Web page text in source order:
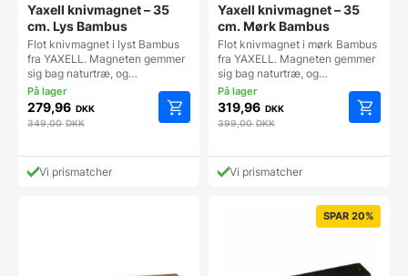
Yaxell knivmagnet – 35
cm. Lys Bambus
Flot knivmagnet i lyst Bambus
fra YAXELL. Magneten gemmer
sig bag naturtræ, og…
279,96 DKK
349,00DKK
Vi prismatcher
Yaxell knivmagnet – 35
cm. Mørk Bambus
Flot knivmagnet i mørk Bambus
fra YAXELL. Magneten gemmer
sig bag naturtræ, og…
319,96 DKK
399,00DKK
Vi prismatcher
SPAR 20%